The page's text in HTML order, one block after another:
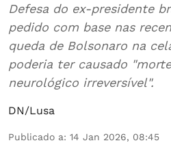
Defesa do ex-presidente
pedido com base nas
queda de Bolsonaro na
poderia ter causado
neurológico irreversível".
DN/Lusa
Publicado a: 14 Jan 2026, 08:45